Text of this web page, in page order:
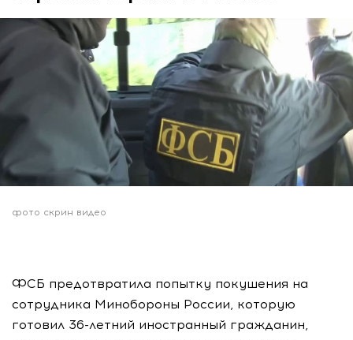
фото скрин видео
ФСБ предотвратила попытку покушения на
сотрудника Минобороны России, которую
готовил 36-летний иностранный гражданин,